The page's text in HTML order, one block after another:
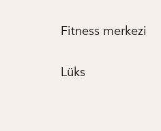
Fitness merkezi
Lüks